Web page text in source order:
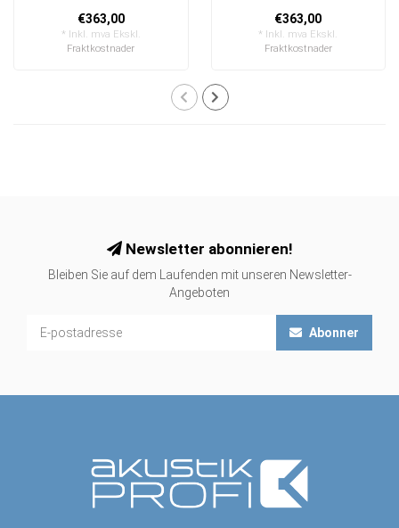
raskt og enkelt byttes ut
I en e..
€363,00
* Inkl. mva Ekskl.
Fraktkostnader
raskt og enkelt byttes ut
I en e..
€363,00
* Inkl. mva Ekskl.
Fraktkostnader
Newsletter abonnieren!
Bleiben Sie auf dem Laufenden mit unseren Newsletter-
Angeboten
Abonner